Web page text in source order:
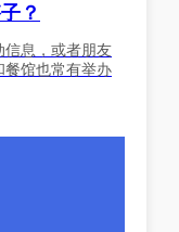
？
信息，或者朋友
餐馆也常有举办